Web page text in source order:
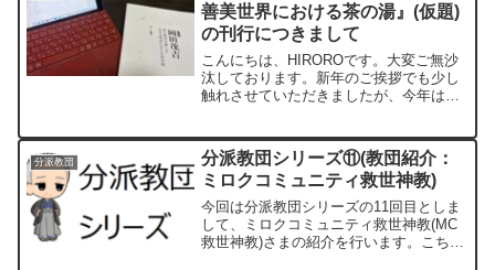
善美世界における茶の湯』(仮題)
の刊行につきまして
こんにちは、HIROROです。大変ご無沙
汰しております。新年のご挨拶でも少し
触れさせていただきましたが、今年は岡
て執筆中です。まもなく二校を出版社に
戻しまして、修正さ...
分派教団
分派教団シリーズ⑪(教団紹介：
ミロクコミュニティ救世神教)
今回は分派教団シリーズの11回目としま
して、ミロクコミュニティ救世神教(MC
救世神教)さまの紹介を行います。こちら